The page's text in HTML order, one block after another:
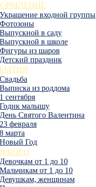
Украшение входной группы
Фотозоны
Выпускной в саду
Выпускной в школе
Фигуры из шаров
Детский праздник
Свадьба
Выписка из роддома
1 сентября
Годик малышу
День Святого Валентина
23 февраля
8 марта
Новый Год
КОГО
Девочкам от 1 до 10
Мальчикам от 1 до 10
Девушкам, женщинам